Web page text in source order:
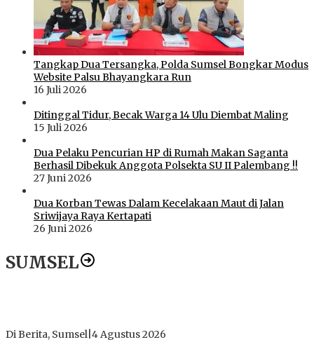
Tangkap Dua Tersangka, Polda Sumsel Bongkar Modus
Website Palsu Bhayangkara Run
16 Juli 2026
Ditinggal Tidur, Becak Warga 14 Ulu Diembat Maling
15 Juli 2026
Dua Pelaku Pencurian HP di Rumah Makan Saganta
Berhasil Dibekuk Anggota Polsekta SU II Palembang !!
27 Juni 2026
Dua Korban Tewas Dalam Kecelakaan Maut di Jalan
Sriwijaya Raya Kertapati
26 Juni 2026
SUMSEL
Di Berita, Sumsel 4 Agustus 2026